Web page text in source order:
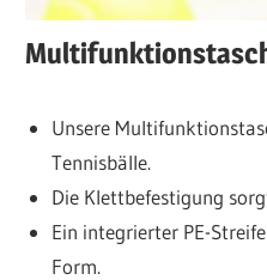
Unsere
Tennisbälle.
Die Klettbefestigung
Ein integrierter PE-
Form.